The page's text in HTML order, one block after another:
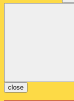
close